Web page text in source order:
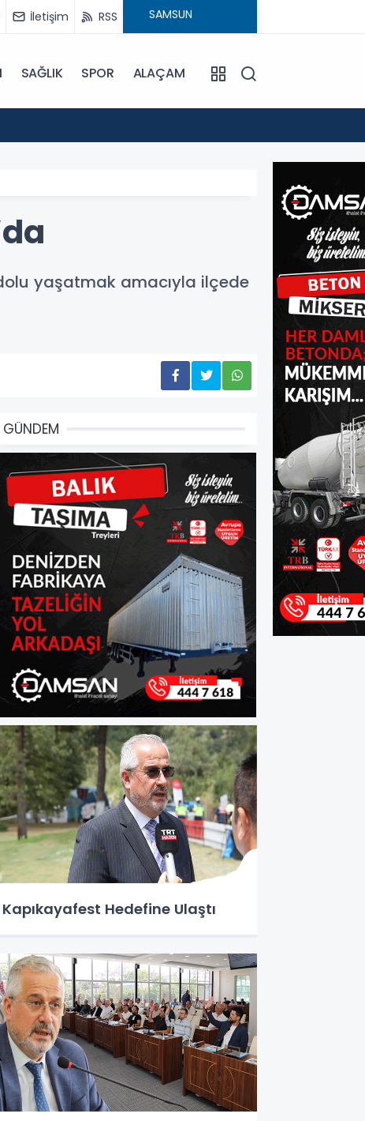
İletişim RSS
SAĞLIK SPOR ALAÇAM
yaşatmak amacıyla ilçede
GÜNDEM
Kapıkayafest Hedefine Ulaştı